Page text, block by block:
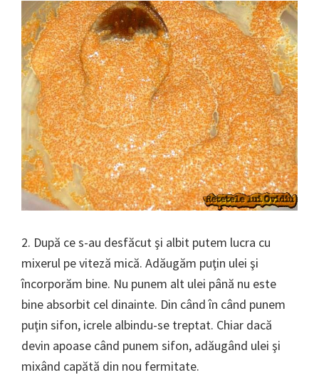
2. După ce s-au desfăcut şi albit putem lucra cu
mixerul pe viteză mică. Adăugăm puţin ulei şi
încorporăm bine. Nu punem alt ulei până nu este
bine absorbit cel dinainte. Din când în când punem
puţin sifon, icrele albindu-se treptat. Chiar dacă
devin apoase când punem sifon, adăugând ulei şi
mixând capătă din nou fermitate.